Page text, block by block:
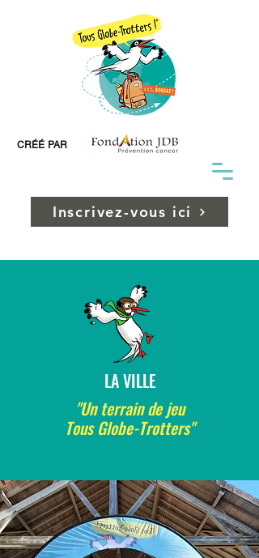
CRÉÉ PAR
Inscrivez-vous ici
LA VILLE
"Un terrain de jeu
Tous Globe-Trotters"